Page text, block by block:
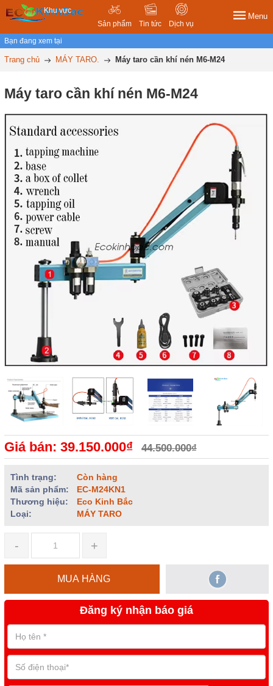
Khu vực
Sản phẩm
Tin tức Dịch vụ
Menu
Bạn đang xem tại
Trang chủ MÁY TARO. Máy taro cần khí nén M6-M24
Máy taro cần khí nén M6-M24
Giá bán: 39.150.000₫ 44.500.000₫
Tình trạng:
Còn hàng
Mã sản phẩm:
EC-M24KN1
Thương hiệu:
Eco Kinh Bắc
Loại:
MÁY TARO
- +
MUA HÀNG
Đăng ký nhận báo giá